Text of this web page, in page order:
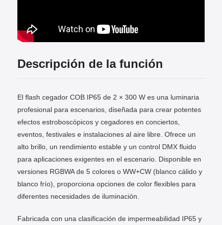
Descripción de la función
El flash cegador COB IP65 de 2 × 300 W es una luminaria
profesional para escenarios, diseñada para crear potentes
efectos estroboscópicos y cegadores en conciertos,
eventos, festivales e instalaciones al aire libre. Ofrece un
alto brillo, un rendimiento estable y un control DMX fluido
para aplicaciones exigentes en el escenario. Disponible en
versiones RGBWA de 5 colores o WW+CW (blanco cálido y
blanco frío), proporciona opciones de color flexibles para
diferentes necesidades de iluminación.
Fabricada con una clasificación de impermeabilidad IP65 y